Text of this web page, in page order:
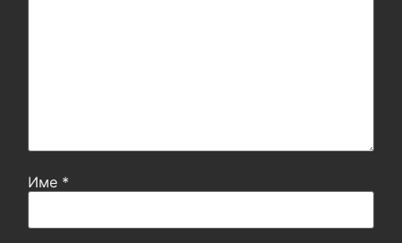
Име *